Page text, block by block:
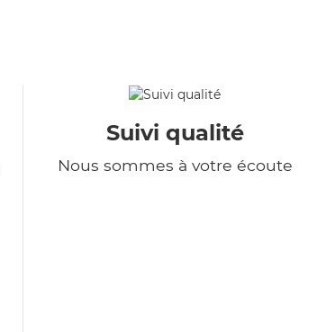
Suivi qualité
Nous sommes à votre écoute